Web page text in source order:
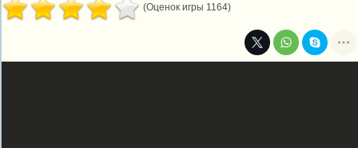
(Оценок игры 1164)